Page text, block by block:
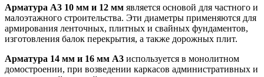
Арматура А3 10 мм и 12 мм является основой для частного и
малоэтажного строительства. Эти диаметры применяются для
армирования ленточных, плитных и свайных фундаментов,
изготовления балок перекрытия, а также дорожных плит.
Арматура 14 мм и 16 мм А3 используется в монолитном
домостроении, при возведении каркасов административных и